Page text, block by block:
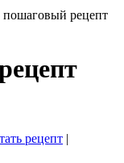
пошаговый рецепт
|